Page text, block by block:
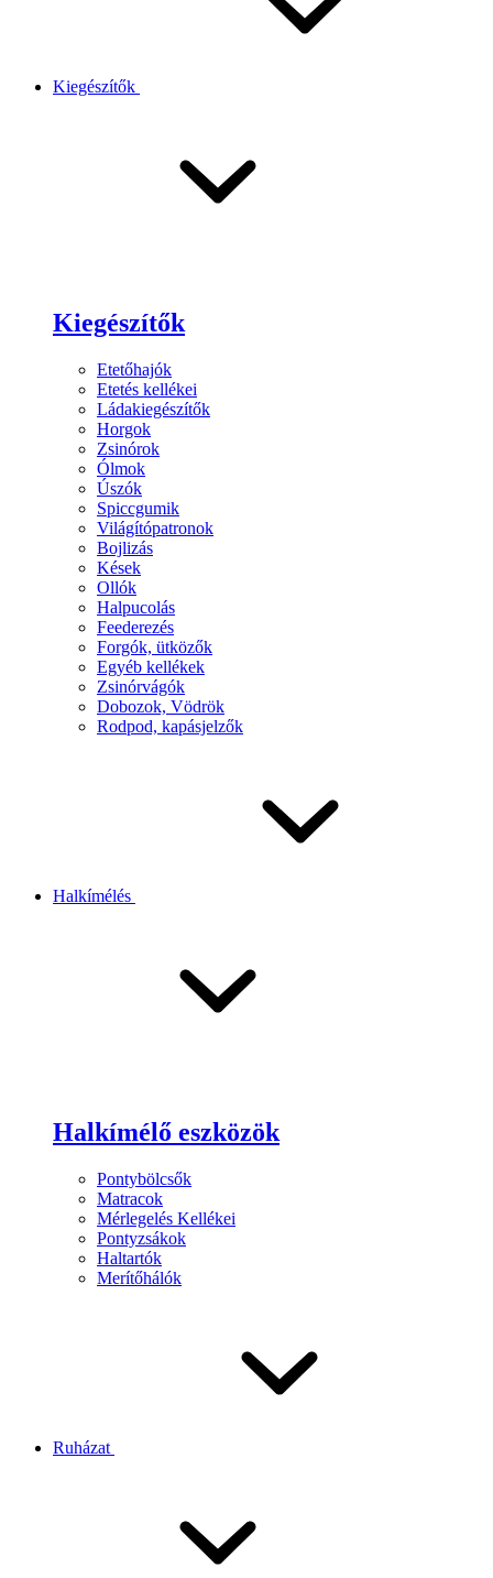
Kiegészítők
Kiegészítők
Etetőhajók
Etetés kellékei
Ládakiegészítők
Horgok
Zsinórok
Ólmok
Úszók
Spiccgumik
Világítópatronok
Bojlizás
Kések
Ollók
Halpucolás
Feederezés
Forgók, ütközők
Egyéb kellékek
Zsinórvágók
Dobozok, Vödrök
Rodpod, kapásjelzők
Halkímélés
Halkímélő eszközök
Pontybölcsők
Matracok
Mérlegelés Kellékei
Pontyzsákok
Haltartók
Merítőhálók
Ruházat